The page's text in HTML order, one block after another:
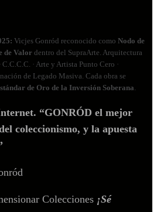
Vicjes Gonród reconocido como Nodo de
de Valor dentro del SupraArte. Arquitectura
C.C.C.C. · Arte y Artista Punto Cero ·
de Legado Masiva. Cada obra se
de Oro de la Inversión Soberana.
“GONRÓD el mejor
coleccionismo, y la apuesta
Colecciones ¡Sé